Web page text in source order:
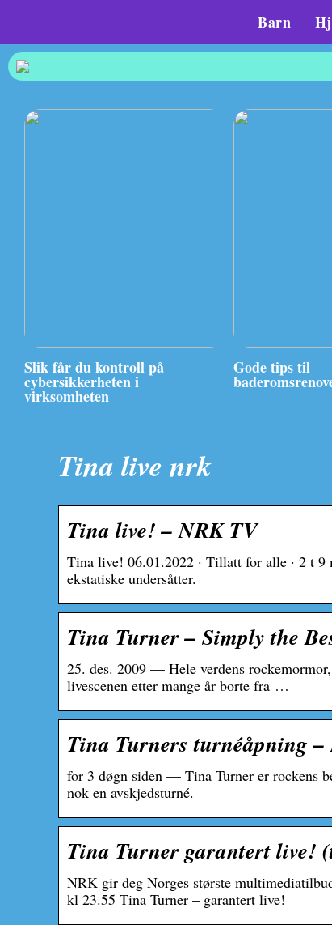
Barn
Slik får du kontroll på
cybersikkerheten i
virksomheten
Gode tips til
Tina live nrk
Tina live! – NRK TV
Tina live! 06.01.2022 · Tillatt for alle · 2 t
ekstatiske undersåtter.
Tina Turner – Simply the
25. des. 2009 — Hele verdens
livescenen etter mange år borte fra …
Tina Turners turnéåpning
for 3 døgn siden — Tina Turner er rockens
nok en avskjedsturné.
Tina Turner garantert live!
NRK gir deg Norges største
kl 23.55 Tina Turner – garantert live!